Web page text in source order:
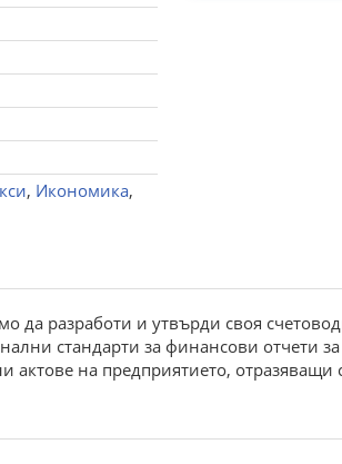
, Икономика,
да разработи и утвърди своя
стандарти за финансови отчети
на предприятието, отразяващи